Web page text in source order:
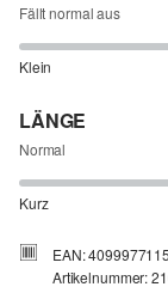
Fällt normal aus
Klein
LÄNGE
Normal
Kurz
EAN:
Artikelnummer: